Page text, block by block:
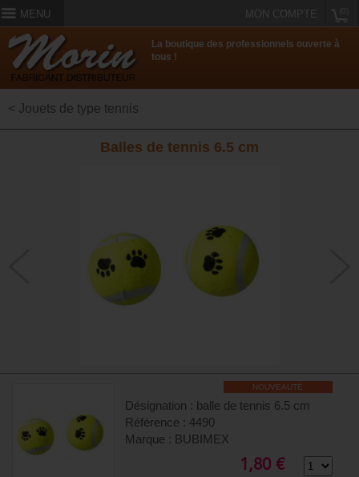
MENU MON COMPTE
La boutique des professionnels ouverte à
tous !
< Jouets de type tennis
Balles de tennis 6.5 cm
NOUVEAUTÉ
Désignation : balle de tennis 6.5 cm
Référence : 4490
Marque : BUBIMEX
1,80 €